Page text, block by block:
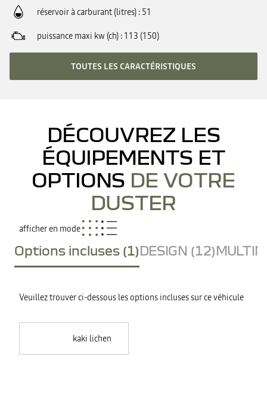
réservoir à carburant (litres) 51
puissance maxi kw (ch) 113 (150)
TOUTES LES CARACTÉRISTIQUES
DÉCOUVREZ LES
ÉQUIPEMENTS ET
OPTIONS DE VOTRE
DUSTER
afficher en mode
Options incluses (1)DESIGN (12)
Veuillez trouver ci-dessous les options incluses sur ce véhicule
kaki lichen